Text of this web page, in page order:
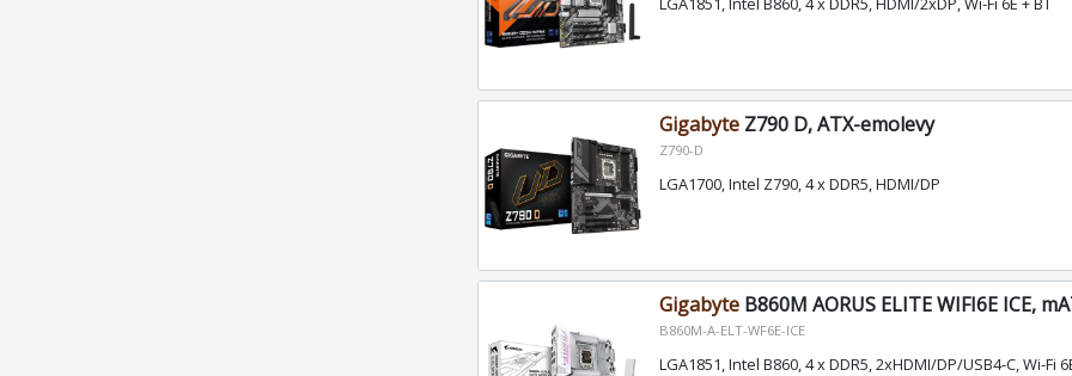
GigabyteZ790 D, ATX-emolevy
Z790-D
LGA1700, Intel Z790, 4 x DDR5, HDMI/DP
GigabyteB860M AORUS ELITE WIFI6E ICE,
B860M-A-ELT-WF6E-ICE
LGA1851, Intel B860, 4 x DDR5, 2xHDMI/DP/USB4-C, Wi-Fi